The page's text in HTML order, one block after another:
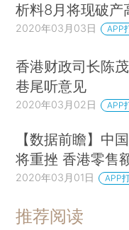
析料8月将现破产
2020年03月03日 APP
香港财政司长陈
巷尾听意见
2020年03月02日 APP
【数据前瞻】中
将重挫 香港零售
2020年03月01日 APP
推荐阅读